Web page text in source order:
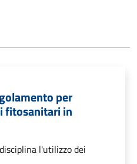
per
fitosanitari in
l'utilizzo dei